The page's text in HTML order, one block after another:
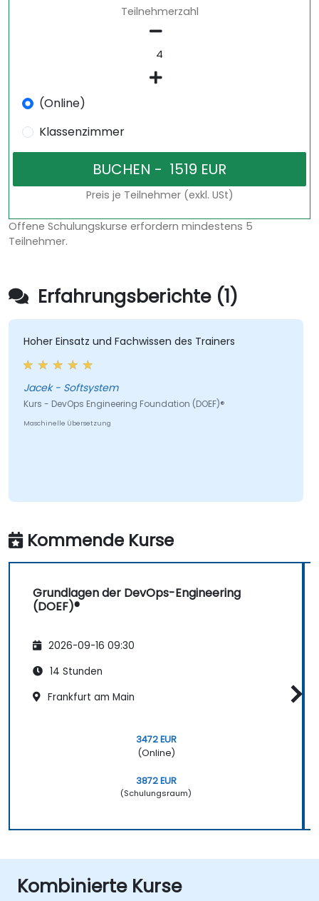
Teilnehmerzahl
(Online)
Klassenzimmer
Preis je Teilnehmer (exkl. USt)
Offene Schulungskurse erfordern mindestens 5
Teilnehmer.
Erfahrungsberichte (1)
Hoher Einsatz und Fachwissen des Trainers
Jacek - Softsystem
Kurs - DevOps Engineering Foundation (DOEF)®
Maschinelle Übersetzung
Kommende Kurse
Grundlagen der DevOps-Engineering
(DOEF)®
2026-09-16 09:30
14 Stunden
Frankfurt am Main
3472 EUR
(Online)
3872 EUR
(Schulungsraum)
Kombinierte Kurse